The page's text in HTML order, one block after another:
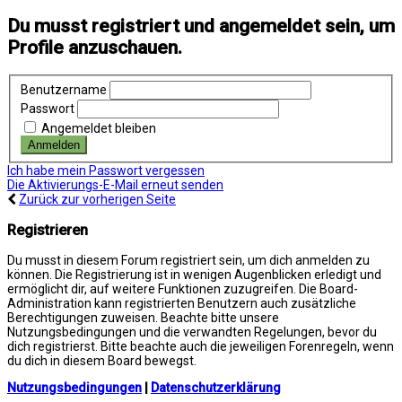
Du musst registriert und angemeldet sein, um
Profile anzuschauen.
Benutzername
Passwort
Angemeldet bleiben
Ich habe mein Passwort vergessen
Die Aktivierungs-E-Mail erneut senden
Zurück zur vorherigen Seite
Registrieren
Du musst in diesem Forum registriert sein, um dich anmelden zu
können. Die Registrierung ist in wenigen Augenblicken erledigt und
ermöglicht dir, auf weitere Funktionen zuzugreifen. Die Board-
Administration kann registrierten Benutzern auch zusätzliche
Berechtigungen zuweisen. Beachte bitte unsere
Nutzungsbedingungen und die verwandten Regelungen, bevor du
dich registrierst. Bitte beachte auch die jeweiligen Forenregeln, wenn
du dich in diesem Board bewegst.
Nutzungsbedingungen
Datenschutzerklärung